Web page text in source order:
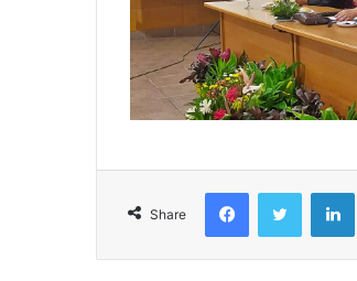
Share
FacebookTwitter